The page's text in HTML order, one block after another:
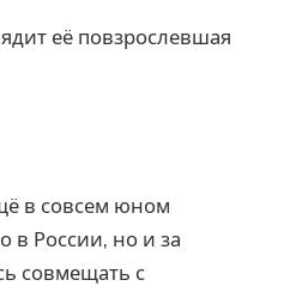
в совсем юном
в России, но и за
совмещать с